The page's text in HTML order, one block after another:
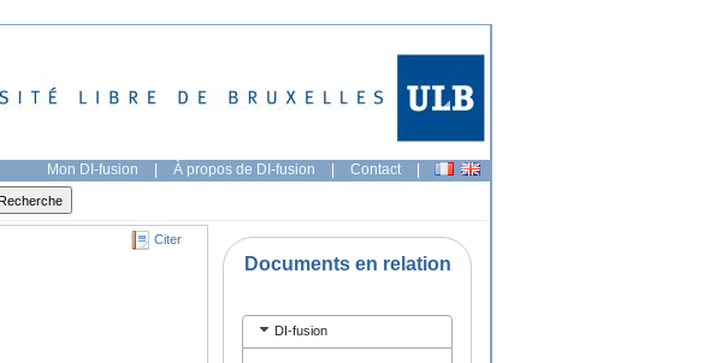
Mon DI-fusion | À propos de DI-fusion | Contact |
Citer
Documents en relation
DI-fusion